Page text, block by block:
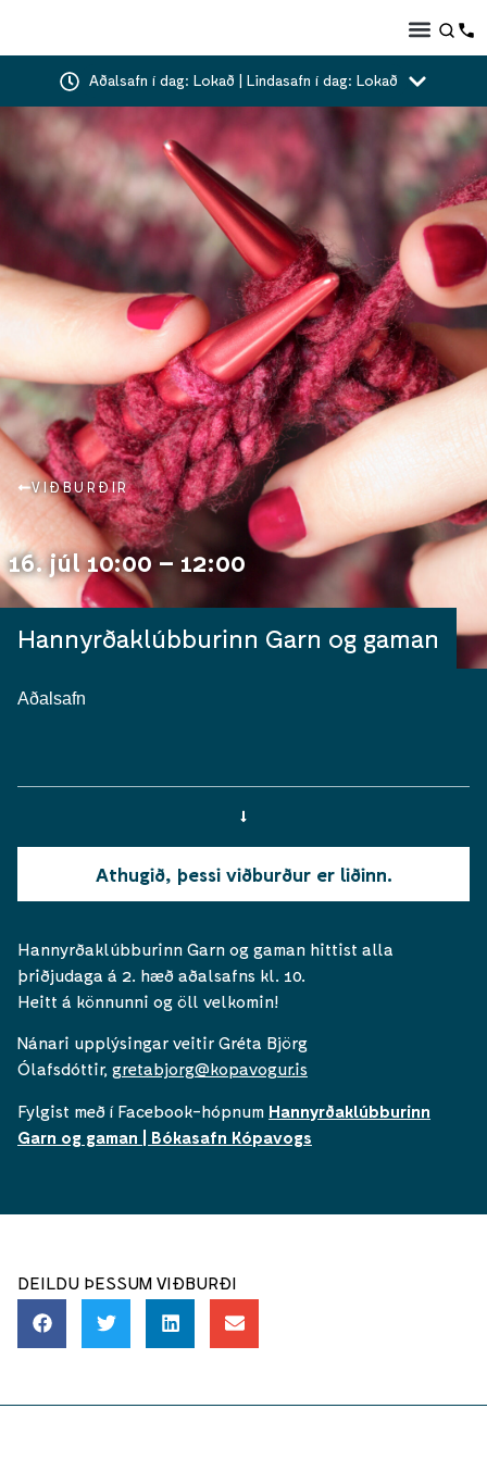
Aðalsafn í dag: Lokað | Lindasafn í dag: Lokað
VIÐBURÐIR
16. júl 10:00 – 12:00
Hannyrðaklúbburinn Garn og gaman
Aðalsafn
Athugið, þessi viðburður er liðinn.
Hannyrðaklúbburinn Garn og gaman hittist alla
þriðjudaga á 2. hæð aðalsafns kl. 10.
Heitt á könnunni og öll velkomin!
Nánari upplýsingar veitir Gréta Björg
Ólafsdóttir, gretabjorg@kopavogur.is
Fylgist með í Facebook-hópnum Hannyrðaklúbburinn
Garn og gaman | Bókasafn Kópavogs
DEILDU ÞESSUM VIÐBURÐI